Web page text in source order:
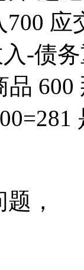
-债
，